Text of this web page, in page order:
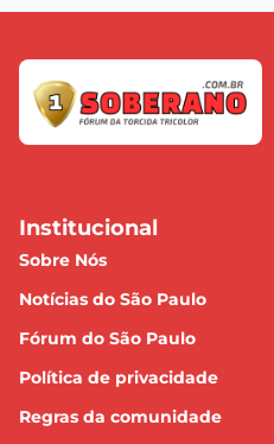
Institucional
Sobre Nós
Notícias do São Paulo
Fórum do São Paulo
Política de privacidade
Regras da comunidade